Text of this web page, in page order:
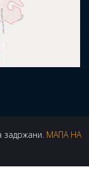
МАПА НА